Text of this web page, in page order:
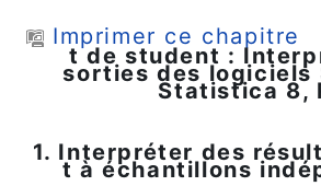
Imprimer ce chapitre
t de student :
sorties des logiciels
Statistica 8,
1. Interpréter des
t à échantillons